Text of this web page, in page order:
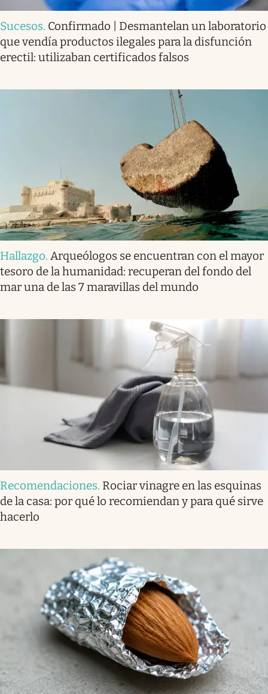
Sucesos. Confirmado | Desmantelan un laboratorio
que vendía productos ilegales para la disfunción
erectil: utilizaban certificados falsos
Hallazgo. Arqueólogos se encuentran con el mayor
tesoro de la humanidad: recuperan del fondo del
mar una de las 7 maravillas del mundo
Recomendaciones. Rociar vinagre en las esquinas
de la casa: por qué lo recomiendan y para qué sirve
hacerlo